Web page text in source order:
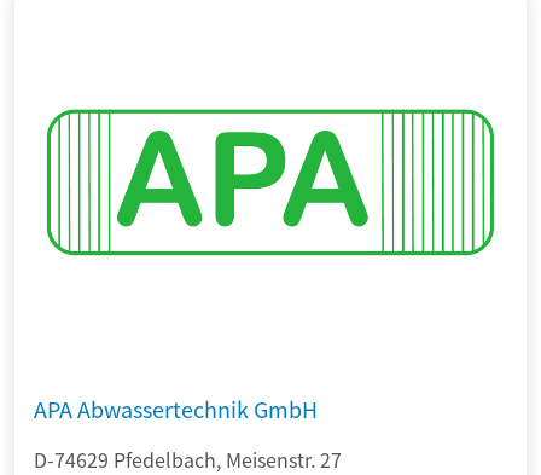
APA Abwassertechnik GmbH
D-74629 Pfedelbach, Meisenstr. 27